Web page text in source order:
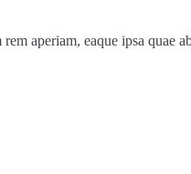
aperiam, eaque ipsa quae